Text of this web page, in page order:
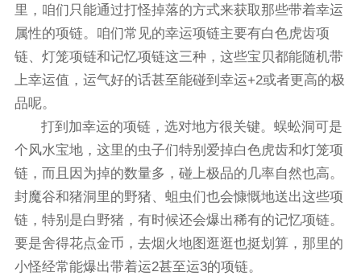
里，咱们只能通过打怪掉落的方式来获取那些带着幸运
属性的项链。咱们常见的幸运项链主要有白色虎齿项
链、灯笼项链和记忆项链这三种，这些宝贝都能随机带
上幸运值，运气好的话甚至能碰到幸运+2或者更高的极
品呢。
打到加幸运的项链，选对地方很关键。蜈蚣洞可是
个风水宝地，这里的虫子们特别爱掉白色虎齿和灯笼项
链，而且因为掉的数量多，碰上极品的几率自然也高。
封魔谷和猪洞里的野猪、蛆虫们也会慷慨地送出这些项
链，特别是白野猪，有时候还会爆出稀有的记忆项链。
要是舍得花点金币，去烟火地图逛逛也挺划算，那里的
小怪经常能爆出带着运2甚至运3的项链。